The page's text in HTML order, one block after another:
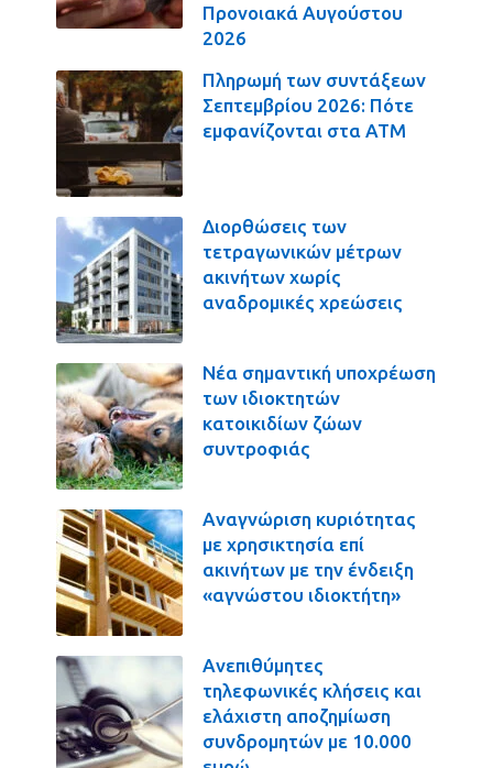
Προνοιακά Αυγούστου
2026
Πληρωμή των συντάξεων
Σεπτεμβρίου 2026: Πότε
εμφανίζονται στα ΑΤΜ
Διορθώσεις των
τετραγωνικών μέτρων
ακινήτων χωρίς
αναδρομικές χρεώσεις
Νέα σημαντική υποχρέωση
των ιδιοκτητών
κατοικιδίων ζώων
συντροφιάς
Αναγνώριση κυριότητας
με χρησικτησία επί
ακινήτων με την ένδειξη
«αγνώστου ιδιοκτήτη»
Ανεπιθύμητες
τηλεφωνικές κλήσεις και
ελάχιστη αποζημίωση
συνδρομητών με 10.000